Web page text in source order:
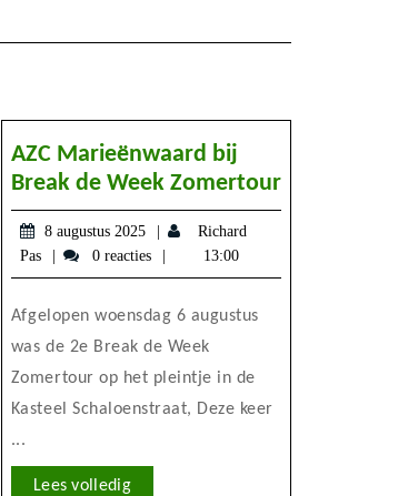
AZC Marieënwaard bij
Break de Week ZomertourAZC
8 augustus 2025
8
augustus
2025
Richard
Pas
Richard
Pas
0 reacties 13:00
Afgelopen woensdag 6 augustus
was de 2e Break de Week
Zomertour op het pleintje in de
Kasteel Schaloenstraat, Deze keer
...
Lees volledigLees